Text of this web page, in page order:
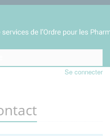
Se connecter